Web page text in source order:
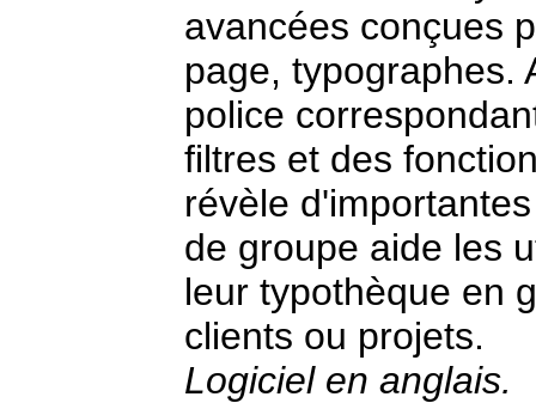
avancées conçues
page, typographes.
police
filtres et des
révèle
de groupe aide les
leur typothèque en
clients ou projets.
Logiciel en anglais.